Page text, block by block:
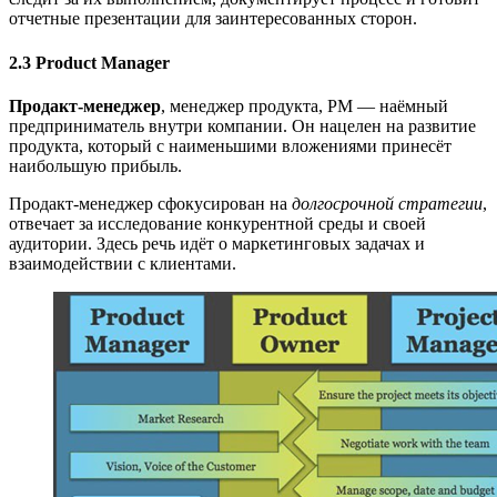
отчетные презентации для заинтересованных сторон.
2.3 Product Manager
Продакт-менеджер, менеджер продукта, PM — наёмный
предприниматель внутри компании. Он нацелен на развитие
продукта, который с наименьшими вложениями принесёт
наибольшую прибыль.
Продакт-менеджер сфокусирован на долгосрочной стратегии,
отвечает за исследование конкурентной среды и своей
аудитории. Здесь речь идёт о маркетинговых задачах и
взаимодействии с клиентами.